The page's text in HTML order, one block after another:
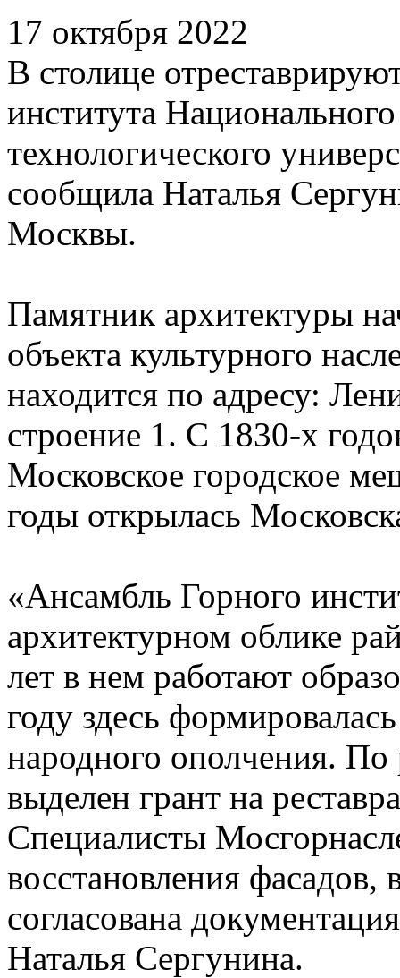
17 октября 2022
В столице
института Национального
технологического
сообщила Наталья
Москвы.
Памятник архитектуры
объекта культурного
находится по адресу:
строение 1. С 1830-х
Московское городское
годы открылась
«Ансамбль Горного
архитектурном облике
лет в нем работают
году здесь
народного ополчения.
выделен грант на
Специалисты
восстановления
согласована
Наталья Сергунина.